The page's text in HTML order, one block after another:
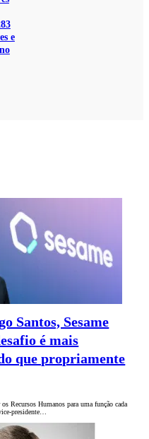
e
Santos, Sesame
é mais
que propriamente
Recursos Humanos para uma função cada
presidente…